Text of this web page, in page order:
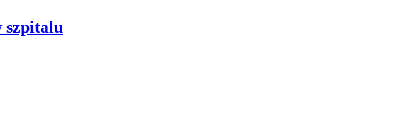
szpitalu